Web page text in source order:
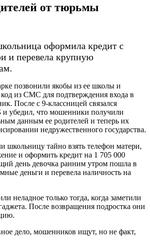
от тюрьмы
оформила кредит с
и перевела крупную
позвонили якобы из ее школы и
код из СМС для подтверждения входа в
После с 9-классницей связался
убедил, что мошенники получили
данным ее родителей и теперь их
недружественного государства.
школьницу тайно взять телефон матери,
и оформить кредит на 1 705 000
день девочка ранним утром пошла в
деньги и перевела наличность на
неладное только тогда, когда заметили
После возвращения подростка они
дело, мошенников ищут, но не факт,